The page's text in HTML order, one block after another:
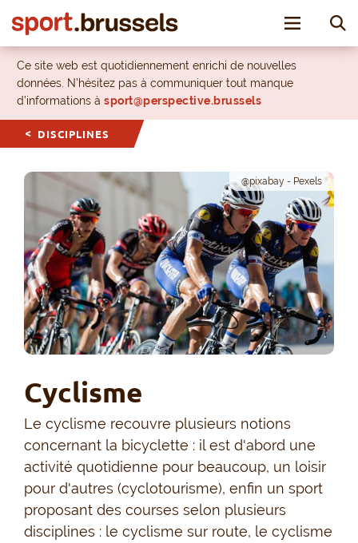
Toggle
Ce site web est quotidiennement enrichi de nouvelles
données. N’hésitez pas à communiquer tout manque
d’informations à sport@perspective.brussels
DISCIPLINES
@pixabay - Pexels
Cyclisme
Le cyclisme recouvre plusieurs notions
concernant la bicyclette : il est d'abord une
activité quotidienne pour beaucoup, un loisir
pour d'autres (cyclotourisme), enfin un sport
proposant des courses selon plusieurs
disciplines : le cyclisme sur route, le cyclisme